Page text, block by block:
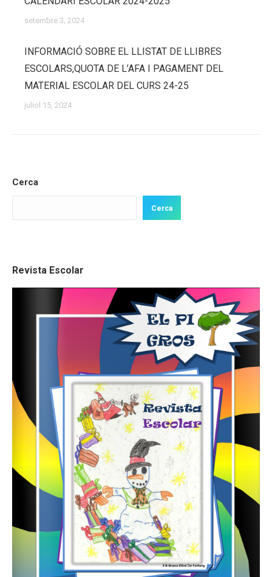
setembre 3, 2024
INFORMACIÓ SOBRE EL LLISTAT DE LLIBRES
ESCOLARS,QUOTA DE L’AFA I PAGAMENT DEL
MATERIAL ESCOLAR DEL CURS 24-25
juliol 15, 2024
Cerca
Cerca
Revista Escolar